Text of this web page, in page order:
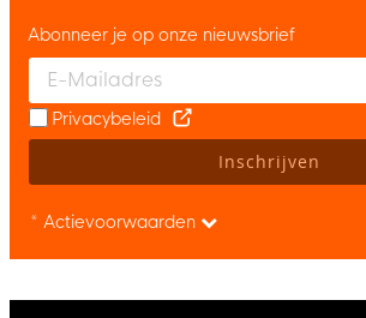
Enter your email and accept the privacy
Abonneer je op onze nieuwsbrief
Privacybeleid
Inschrijven
* Actievoorwaarden